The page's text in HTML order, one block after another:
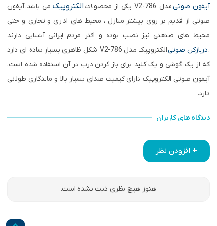
آیفون صوتیمدل V2-786 ی کی از محصولاتالکتروپیک می باشد. آیفون
صوتی از قدیم بر روی بیشتر منازل ، محیط های اداری و تجاری و حتی
محیط های صنعتی نیز نصب بوده و اکثر مردم ایرانی آشنایی دارند
.دربازکن صوتی
الکتروپیک مدل V2-786 شکل ظاهری بسیار ساده ای دارد
که از یک گوشی و یک کلید برای باز کردن درب در آن استفاده شده است.
آیفون صوتی الکتروپیک دارای کیفیت صدای بسیار بالا و ماندگاری طولانی
دارد.
دیدگاه های کاربران
+ افزودن نظر
هنوز هیچ نظری ثبت نشده است.